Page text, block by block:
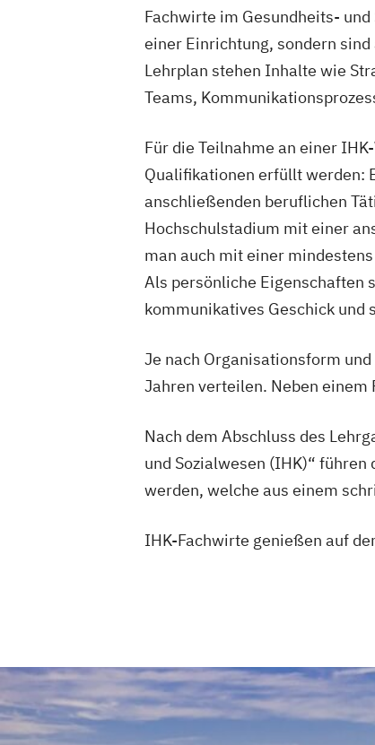
Fachwirte im Gesundheits-
einer Einrichtung, sondern
Lehrplan stehen Inhalte wie
Teams,
Für die Teilnahme an einer
Qualifikationen erfüllt werden:
anschließenden beruflichen
Hochschulstadium mit einer
man auch mit einer
Als persönliche Eigenschaften
kommunikatives Geschick und
Je nach Organisationsform
Jahren verteilen. Neben einem
Nach dem Abschluss des
und Sozialwesen (IHK)“
werden, welche aus einem
IHK-Fachwirte genießen auf